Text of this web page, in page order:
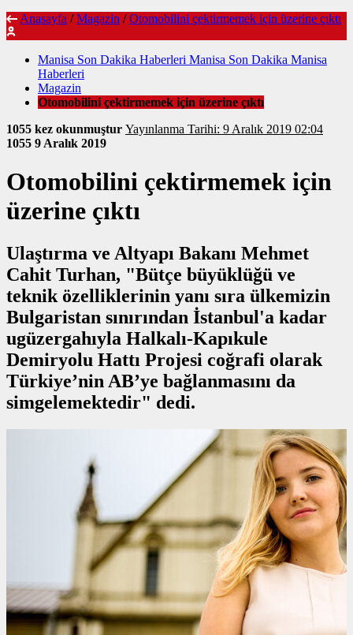
Anasayfa / Magazin / Otomobilini çektirmemek için üzerine çıktı
Manisa Son Dakika Haberleri Manisa Son Dakika Manisa
Haberleri
Magazin
Otomobilini çektirmemek için üzerine çıktı
1055 kez okunmuştur Yayınlanma Tarihi: 9 Aralık 2019 02:04
1055 9 Aralık 2019
Otomobilini çektirmemek için
üzerine çıktı
Ulaştırma ve Altyapı Bakanı Mehmet
Cahit Turhan, "Bütçe büyüklüğü ve
teknik özelliklerinin yanı sıra ülkemizin
Bulgaristan sınırından İstanbul'a kadar
ugüzergahıyla Halkalı-Kapıkule
Demiryolu Hattı Projesi coğrafi olarak
Türkiye’nin AB’ye bağlanmasını da
simgelemektedir" dedi.